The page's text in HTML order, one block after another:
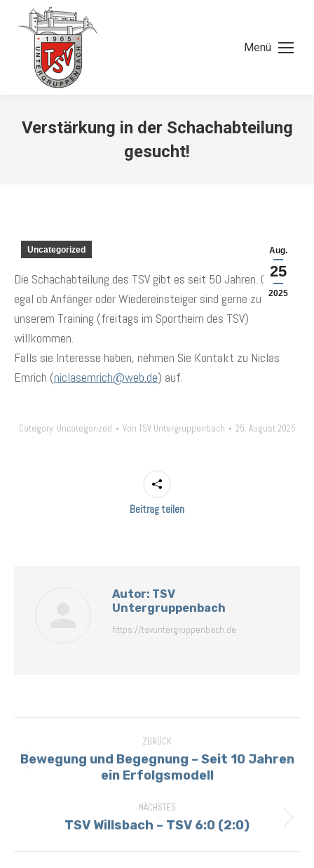
Menü
Verstärkung in der Schachabteilung
gesucht!
Aug.
25
2025
Uncategorized
Die Schachabteilung des TSV gibt es seit 50 Jahren. Gäste,
egal ob Anfänger oder Wiedereinsteiger sind gerne zu
unserem Training (freitags im Sportheim des TSV)
willkommen.
Falls sie Interesse haben, nehmen Sie Kontakt zu Niclas
Emrich (niclasemrich@web.de) auf.
Category: Uncategorized Von TSV Untergruppenbach 25. August 2025
Beitrag teilen
Autor: TSV
Untergruppenbach
https://tsvuntergruppenbach.de
ZURÜCK
Vorheriger
Beitrag:
Bewegung und Begegnung – Seit 10 Jahren
ein Erfolgsmodell
NÄCHSTES
Nächster
TSV Willsbach – TSV 6:0 (2:0)